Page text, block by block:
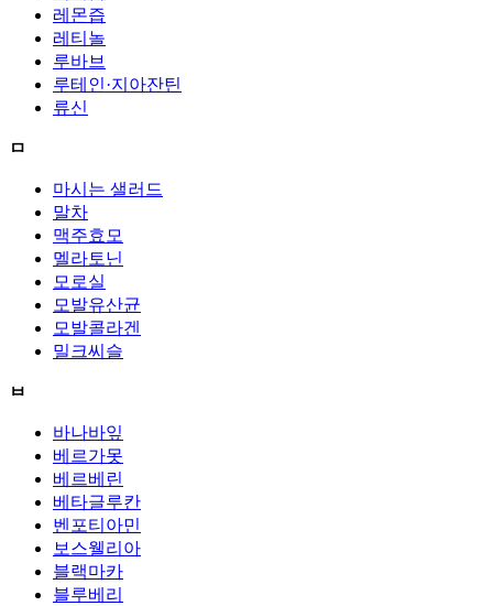
레몬즙
레티놀
루바브
루테인·지아잔틴
류신
ㅁ
마시는 샐러드
말차
맥주효모
멜라토닌
모로실
모발유산균
모발콜라겐
밀크씨슬
ㅂ
바나바잎
베르가못
베르베린
베타글루칸
벤포티아민
보스웰리아
블랙마카
블루베리